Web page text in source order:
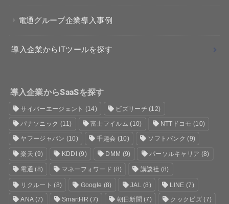
電通グループ企業導入事例
導入企業からITツールを探す
導入企業からSaaSを探す
サイバーエージェント (14) ビズリーチ (12)
パナソニック (11) 富士フイルム (10) NTTドコモ (10)
ヤフージャパン (10) 千趣会 (10) ソフトバンク (9)
楽天 (9) KDDI (9) DMM (9) パーソルキャリア (8)
電通 (8) マネーフォワード (8) 講談社 (8)
リクルート (8) Google (8) JAL (8) LINE (7)
ANA(7) SmartHR (7) 朝日新聞 (7) クックビズ(7)